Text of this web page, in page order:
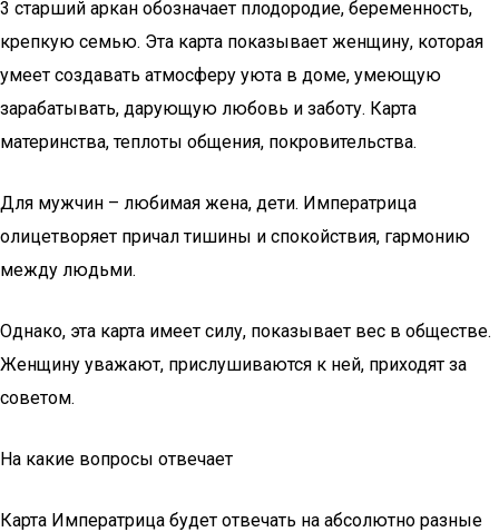
3 старший аркан обозначает плодородие, беременность,
крепкую семью. Эта карта показывает женщину, которая
умеет создавать атмосферу уюта в доме, умеющую
зарабатывать, дарующую любовь и заботу. Карта
материнства, теплоты общения, покровительства.
Для мужчин – любимая жена, дети. Императрица
олицетворяет причал тишины и спокойствия, гармонию
между людьми.
Однако, эта карта имеет силу, показывает вес в обществе.
Женщину уважают, прислушиваются к ней, приходят за
советом.
На какие вопросы отвечает
Карта Императрица будет отвечать на абсолютно разные